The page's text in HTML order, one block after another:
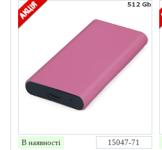
В наявності 15047-71